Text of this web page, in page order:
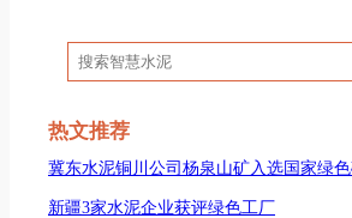
搜
索
热文推荐
冀东水泥铜川公司杨泉山矿入选国家绿
新疆3家水泥企业获评绿色工厂